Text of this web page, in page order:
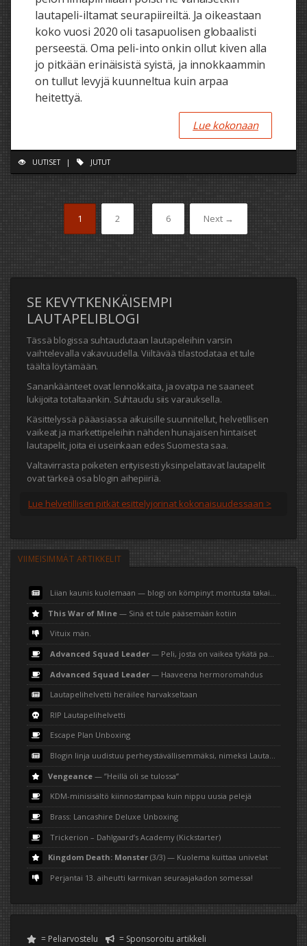
lautapeli-iltamat seurapiireiltä. Ja oikeastaan
koko vuosi 2020 oli tasapuolisen globaalisti
perseestä. Oma peli-into onkin ollut kiven alla
jo pitkään erinäisistä syistä, ja innokkaammin
on tullut levyjä kuunneltua kuin arpaa
heitettyä.
Lue kokonaan
UUTISET | JUTUT
1 2 6 Next →
SE KEVYTKENKÄISEMPI
LAUTAPELIBLOGI
Tässä blogissa suhtaudutaan lautapeleihin varsin
vaihtelevalla vakavuudella. Viiltävää tilastodataa et tule
täältä löytämään.
Sanankäänteet ovat lennokkaita, ja ovatpa ne saaneet
lukijoita totaltaankin. Suhtaudu siis varauksella.
Käsittelyssä pääasiassa aikuisille suunnitellut, helvetillisen
vaikeat ja markettipeleihin nähden hunajaisen hintaiset
lautapelit, joita ei useinkaan edes Suomesta saa.
Valtavirrasta poiketen erityisesti yksinpelattavat lautapelit
ovat tärkeä osa blogin aihepiiriä.
Lue helvetillisen pitkät esittelyjorinat kokonaisuudessaan >
VIIMEISIMMÄT ARTIKKELIT
Liian kaunis kuolemaan — blogi on kömpinyt montusta takaisin
This War of Mine — Sinä et tule pääsemään kotiin
Vituix män.
Advanced Squad Leader — Peli, josta on vaikea tykätä paperilla
Advanced Squad Leader — Haaveena hermoromahdus
Lautapelihelvetti heräilee harvakseltaan
RIP Lautapelihelvetti
Escape Plan Unboxing
Blogin linja uudistuu perheystävällisemmäksi, nimeksi Lautapelihemmetti
Vengeance — ”Heillä oli se tulossa”
KDM-minisisältö kiinnostampaa kuin nippu uusia pelejä
Brass: Lancashire Deluxe Unboxing
Trickerion – Dahlgaard’s Academy (Kickstarter)
Kingdom Death: Monster (3/3) — Kuolema kuittaa univelat
Perjantai 13. aiheutti karmivan seuraajakadon somessa!
= Peliarvostelu
= Sponsoroitu artikkeli